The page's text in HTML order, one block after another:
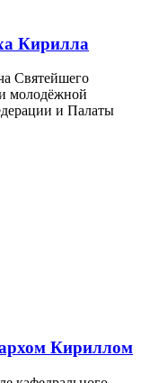
Кирилла
Святейшего
молодёжной
и Палаты
Кириллом